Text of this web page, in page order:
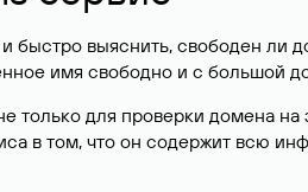
быстро выяснить, свободен
имя свободно и с большой
только для проверки домена
в том, что он содержит всю